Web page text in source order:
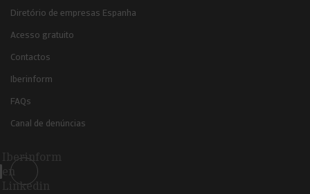
Diretório de empresas Espanha
Acesso gratuito
Contactos
Iberinform
FAQs
Canal de denúncias
Iberinform
en
Linkedin